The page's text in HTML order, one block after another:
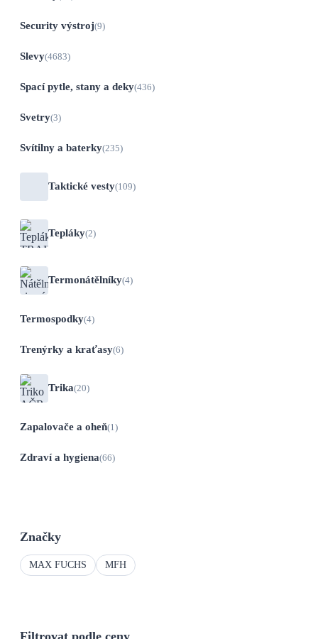
Security výstroj(9)
Slevy(4683)
Spací pytle, stany a deky(436)
Svetry(3)
Svítilny a baterky(235)
Taktické vesty(109)
Tepláky(2)
Termonátělníky(4)
Termospodky(4)
Trenýrky a kraťasy(6)
Trika(20)
Zapalovače a oheň(1)
Zdraví a hygiena(66)
Značky
MAX FUCHS MFH
Filtrovat podle ceny